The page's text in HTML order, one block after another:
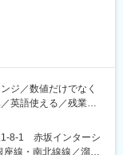
、社内対応）
、数年後を目安に以
ジ／数値だけでなく
英語使える／残業月
1-8-1 赤坂インターシ
線・南北線線／溜池